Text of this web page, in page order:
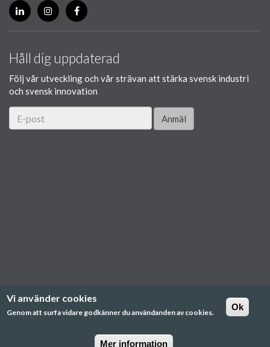
Håll dig uppdaterad
Följ vår utveckling och vår strävan att stärka svensk industri
och svensk innovation
Anmäl
Vi använder cookies
Genom att surfa vidare godkänner du användanden av cookies.
Ok
Mer information